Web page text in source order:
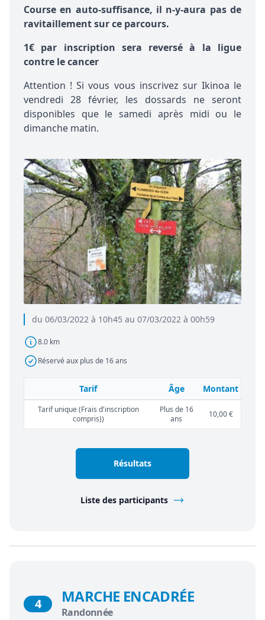
du 06/03/2022 à 10h45 au 07/03/2022 à 00h59
8.0 km
Réservé aux plus de 16 ans
Course en auto-suffisance, il n-y-aura pas de
ravitaillement sur ce parcours.
1€ par inscription sera reversé à la ligue
contre le cancer
Attention ! Si vous vous inscrivez sur Ikinoa le
vendredi 28 février, les dossards ne seront
disponibles que le samedi après midi ou le
dimanche matin.
Tarif Âge Montant
Tarif unique (Frais d'inscription
compris))
Plus de 16
ans
10,00 €
Résultats
Liste des participants
4 MARCHE ENCADRÉE
Randonnée